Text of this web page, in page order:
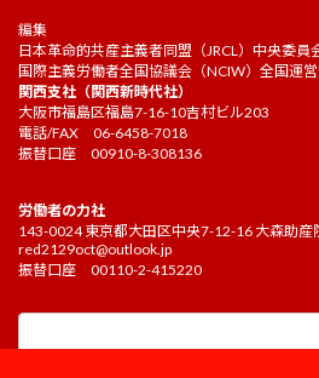
編集
日本革命的共産主義者同盟（JRCL）中央委員
国際主義労働者全国協議会（NCIW）全国運
関西支社（関西新時代社）
大阪市福島区福島7-16-10吉村ビル203
電話/FAX 06-6458-7018
振替口座 00910-8-308136
労働者の力社
143-0024 東京都大田区中央7-12-16 大森助
red2129oct@outlook.jp
振替口座 00110-2-415220